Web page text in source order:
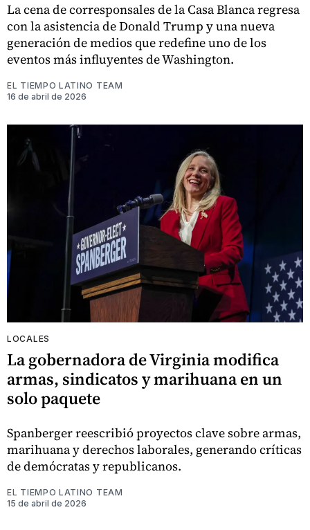
La cena de corresponsales de la Casa Blanca regresa
con la asistencia de Donald Trump y una nueva
generación de medios que redefine uno de los
eventos más influyentes de Washington.
EL TIEMPO LATINO TEAM
16 de abril de 2026
LOCALES
La gobernadora de Virginia modifica
armas, sindicatos y marihuana en un
solo paquete
Spanberger reescribió proyectos clave sobre armas,
marihuana y derechos laborales, generando críticas
de demócratas y republicanos.
EL TIEMPO LATINO TEAM
15 de abril de 2026